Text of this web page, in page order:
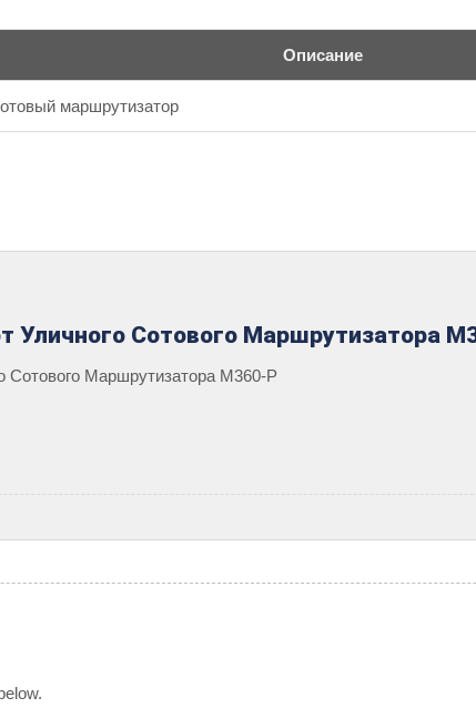
Описание
маршрутизатор
Уличного Сотового Маршрутизатора
Сотового Маршрутизатора M360-P